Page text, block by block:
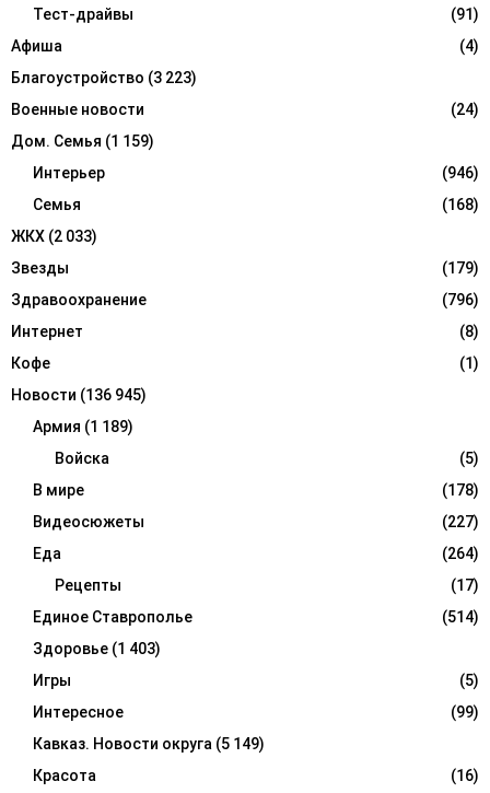
R
C
H
Тест-драйвы
(91)
Афиша
(4)
Благоустройство (3 223)
Военные новости
(24)
Дом. Семья (1 159)
Интерьер
(946)
Семья
(168)
ЖКХ (2 033)
Звезды
(179)
Здравоохранение
(796)
Интернет
(8)
Кофе
(1)
Новости (136 945)
Армия (1 189)
Войска
(5)
В мире
(178)
Видеосюжеты
(227)
Еда
(264)
Рецепты
(17)
Единое Ставрополье
(514)
Здоровье (1 403)
Игры
(5)
Интересное
(99)
Кавказ. Новости округа (5 149)
Красота
(16)